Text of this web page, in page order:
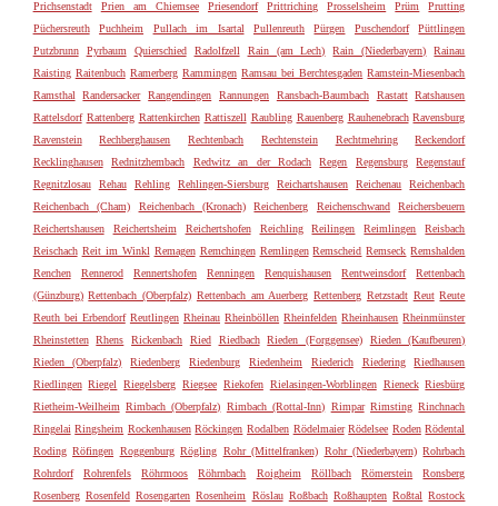
Prichsenstadt
Prien am Chiemsee Priesendorf Prittriching Prosselsheim Prüm
Prutting
Püchersreuth
Puchheim Pullach im Isartal Pullenreuth Pürgen Puschendorf
Püttlingen
Putzbrunn
Pyrbaum Quierschied Radolfzell Rain (am Lech) Rain (Niederbayern)
Rainau
Raisting Raitenbuch Ramerberg Rammingen Ramsau bei Berchtesgaden Ramstein-Miesenbach
Ramsthal
Randersacker Rangendingen Rannungen Ransbach-Baumbach Rastatt
Ratshausen
Rattelsdorf Rattenberg Rattenkirchen Rattiszell Raubling Rauenberg Rauhenebrach Ravensburg
Ravenstein
Rechberghausen Rechtenbach Rechtenstein Rechtmehring
Reckendorf
Recklinghausen
Rednitzhembach Redwitz an der Rodach Regen Regensburg
Regenstauf
Regnitzlosau
Rehau Rehling Rehlingen-Siersburg Reichartshausen Reichenau
Reichenbach
Reichenbach (Cham)
Reichenbach (Kronach) Reichenberg Reichenschwand
Reichersbeuern
Reichertshausen
Reichertsheim Reichertshofen Reichling Reilingen Reimlingen
Reisbach
Reischach Reit im Winkl Remagen Remchingen Remlingen Remscheid Remseck Remshalden
Renchen
Rennerod Rennertshofen Renningen Renquishausen Rentweinsdorf
Rettenbach
(Günzburg) Rettenbach (Oberpfalz) Rettenbach am Auerberg Rettenberg Retzstadt Reut Reute
Reuth bei Erbendorf Reutlingen Rheinau Rheinböllen Rheinfelden Rheinhausen Rheinmünster
Rheinstetten
Rhens Rickenbach Ried Riedbach Rieden (Forggensee)
Rieden (Kaufbeuren)
Rieden (Oberpfalz)
Riedenberg Riedenburg Riedenheim Riederich Riedering
Riedhausen
Riedlingen Riegel Riegelsberg Riegsee Riekofen Rielasingen-Worblingen Rieneck Riesbürg
Rietheim-Weilheim Rimbach (Oberpfalz) Rimbach (Rottal-Inn) Rimpar Rimsting Rinchnach
Ringelai Ringsheim Rockenhausen Röckingen Rodalben Rödelmaier Rödelsee Roden Rödental
Roding Röfingen Roggenburg Rögling Rohr (Mittelfranken) Rohr (Niederbayern) Rohrbach
Rohrdorf
Rohrenfels Röhrmoos Röhrnbach Roigheim Röllbach Römerstein
Ronsberg
Rosenberg Rosenfeld Rosengarten Rosenheim Röslau Roßbach Roßhaupten Roßtal Rostock